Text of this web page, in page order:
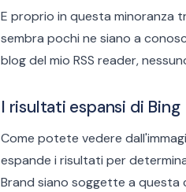
E proprio in questa minoranza
sembra pochi ne siano a
blog del mio RSS reader,
I risultati espansi di Bing
Come potete vedere
espande i risultati per
Brand siano soggette a